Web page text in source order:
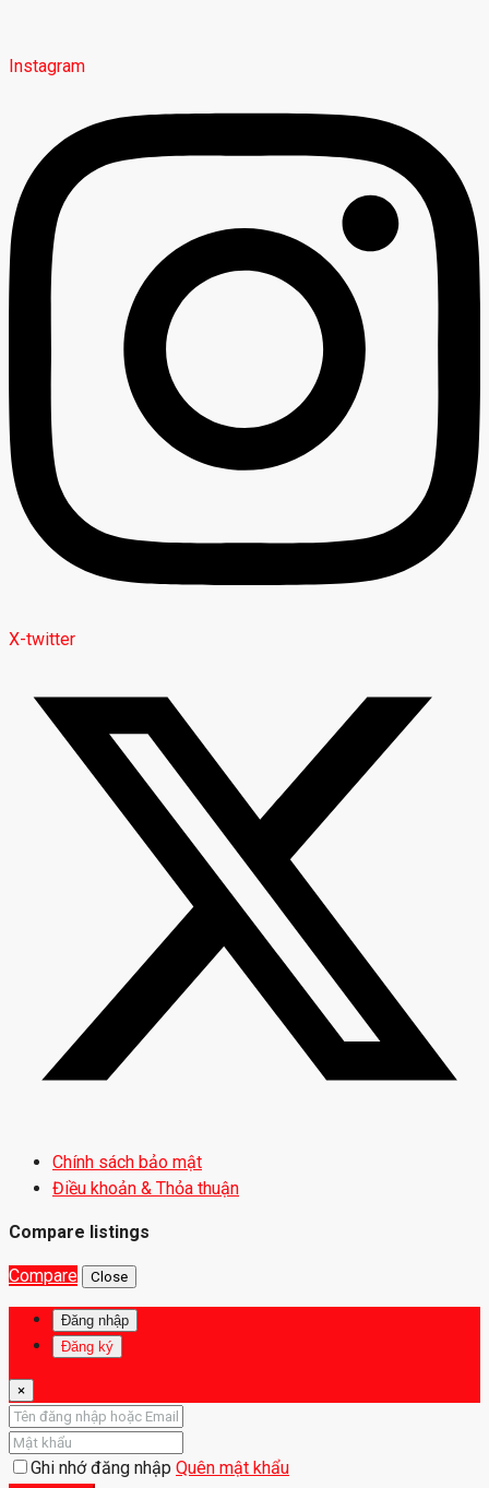
Instagram
X-twitter
Chính sách bảo mật
Điều khoản & Thỏa thuận
Compare listings
Compare Close
Đăng nhập
Đăng ký
×
Ghi nhớ đăng nhập Quên mật khẩu